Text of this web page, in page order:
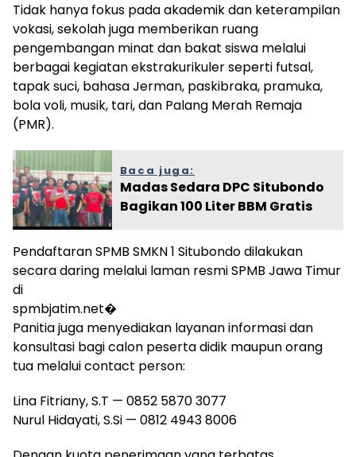
Tidak hanya fokus pada akademik dan keterampilan
vokasi, sekolah juga memberikan ruang
pengembangan minat dan bakat siswa melalui
berbagai kegiatan ekstrakurikuler seperti futsal,
tapak suci, bahasa Jerman, paskibraka, pramuka,
bola voli, musik, tari, dan Palang Merah Remaja
(PMR).
Baca juga:
Madas Sedara DPC Situbondo
Bagikan 100 Liter BBM Gratis
Pendaftaran SPMB SMKN 1 Situbondo dilakukan
secara daring melalui laman resmi SPMB Jawa Timur
di
spmbjatim.net⁠�
Panitia juga menyediakan layanan informasi dan
konsultasi bagi calon peserta didik maupun orang
tua melalui contact person:
Lina Fitriany, S.T — 0852 5870 3077
Nurul Hidayati, S.Si — 0812 4943 8006